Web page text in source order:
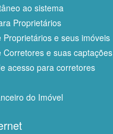
ao sistema
Proprietários
Proprietários e seus imóveis
Corretores e suas captações
acesso para corretores
do Imóvel